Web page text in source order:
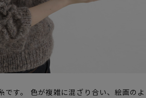
です。 色が複雑に混ざり合い、絵画の